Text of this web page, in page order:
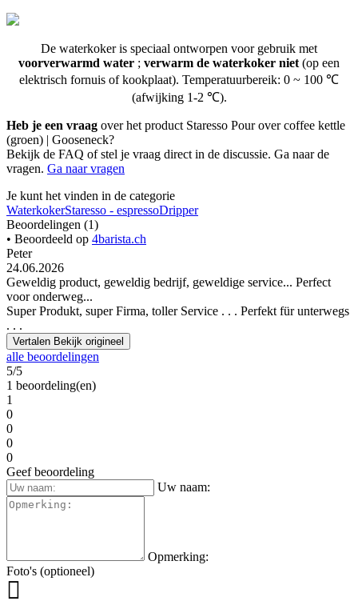
De waterkoker is speciaal ontworpen voor gebruik met
voorverwarmd water ; verwarm de waterkoker niet (op een
elektrisch fornuis of kookplaat). Temperatuurbereik: 0 ~ 100 ℃
(afwijking 1-2 ℃).
Heb je een vraag over het product Staresso Pour over coffee kettle
(groen) | Gooseneck?
Bekijk de FAQ of stel je vraag direct in de discussie. Ga naar de
vragen. Ga naar vragen
Je kunt het vinden in de categorie
WaterkokerStaresso - espressoDripper
Beoordelingen (1)
• Beoordeeld op 4barista.ch
Peter
24.06.2026
Geweldig product, geweldig bedrijf, geweldige service... Perfect
voor onderweg...
Super Produkt, super Firma, toller Service . . . Perfekt für unterwegs
. . .
Vertalen Bekijk origineel
alle beoordelingen
5/5
1 beoordeling(en)
1
0
0
0
0
Geef beoordeling
Uw naam:
Opmerking:
Foto's (optioneel)